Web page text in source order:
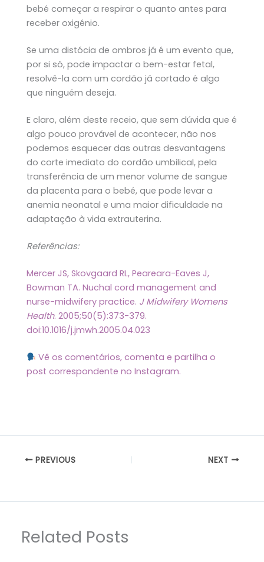
bebé começar a respirar o quanto antes para
receber oxigénio.
Se uma distócia de ombros já é um evento que,
por si só, pode impactar o bem-estar fetal,
resolvê-la com um cordão já cortado é algo
que ninguém deseja.
E claro, além deste receio, que sem dúvida que é
algo pouco provável de acontecer, não nos
podemos esquecer das outras desvantagens
do corte imediato do cordão umbilical, pela
transferência de um menor volume de sangue
da placenta para o bebé, que pode levar a
anemia neonatal e uma maior dificuldade na
adaptação à vida extrauterina.
Referências:
Mercer JS, Skovgaard RL, Peareara-Eaves J,
Bowman TA. Nuchal cord management and
nurse-midwifery practice. J Midwifery Womens
Health. 2005;50(5):373-379.
doi:10.1016/j.jmwh.2005.04.023
Vê os comentários, comenta e partilha o
post correspondente no Instagram.
PREVIOUS NEXT
Related Posts